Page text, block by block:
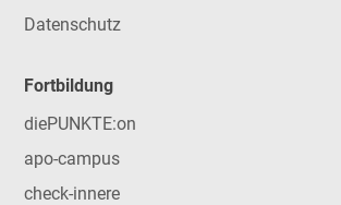
Datenschutz
Fortbildung
diePUNKTE:on
apo-campus
check-innere